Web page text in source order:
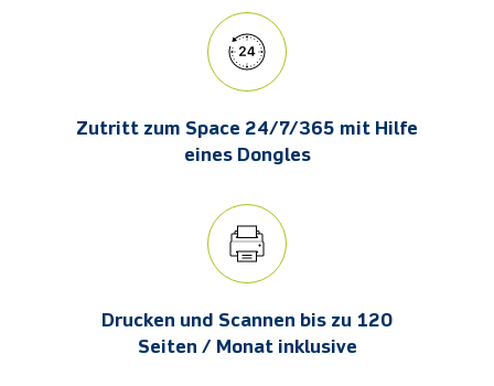
Zutritt zum Space 24/7/365 mit Hilfe
eines Dongles
Drucken und Scannen bis zu 120
Seiten / Monat inklusive